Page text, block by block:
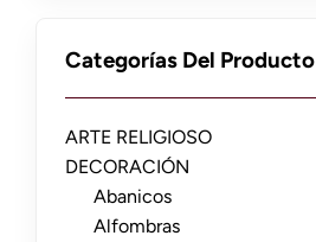
Categorías Del Producto
ARTE RELIGIOSO
DECORACIÓN
Abanicos
Alfombras